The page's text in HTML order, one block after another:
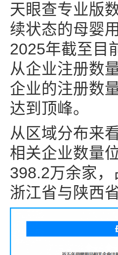
天眼查专业版
续状态的母婴
2025年截至目
从企业注册数
企业的注册数
达到顶峰。
从区域分布来
相关企业数量
398.2万余家
浙江省与陕西省